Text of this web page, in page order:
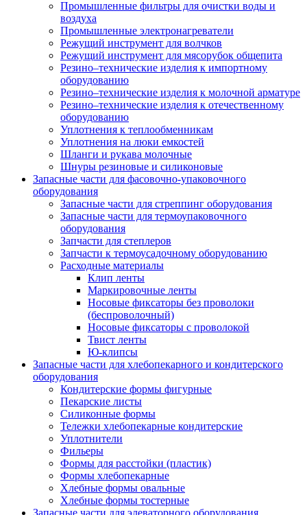
Промышленные фильтры для очистки воды и
воздуха
Промышленные электронагреватели
Режущий инструмент для волчков
Режущий инструмент для мясорубок общепита
Резино–технические изделия к импортному
оборудованию
Резино–технические изделия к молочной арматуре
Резино–технические изделия к отечественному
оборудованию
Уплотнения к теплообменникам
Уплотнения на люки емкостей
Шланги и рукава молочные
Шнуры резиновые и силиконовые
Запасные части для фасовочно-упаковочного
оборудования
Запасные части для стреппинг оборудования
Запасные части для термоупаковочного
оборудования
Запчасти для степлеров
Запчасти к термоусадочному оборудованию
Расходные материалы
Клип ленты
Маркировочные ленты
Носовые фиксаторы без проволоки
(беспроволочный)
Носовые фиксаторы с проволокой
Твист ленты
Ю-клипсы
Запасные части для хлебопекарного и кондитерского
оборудования
Кондитерские формы фигурные
Пекарские листы
Силиконные формы
Тележки хлебопекарные кондитерские
Уплотнители
Фильеры
Формы для расстойки (пластик)
Формы хлебопекарные
Хлебные формы овальные
Хлебные формы тостерные
Запасные части для элеваторного оборудования